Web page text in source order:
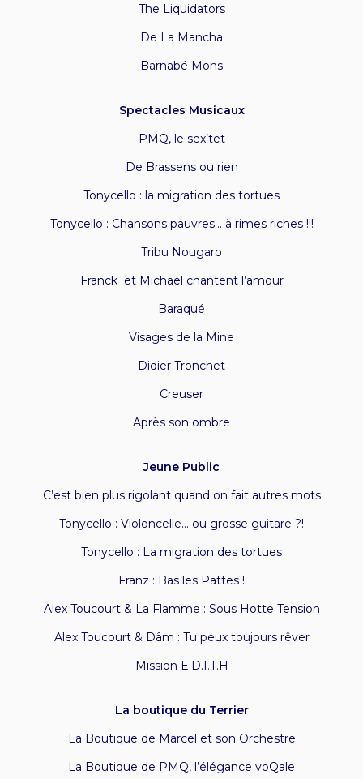
The Liquidators
De La Mancha
Barnabé Mons
Spectacles Musicaux
PMQ, le sex’tet
De Brassens ou rien
Tonycello : la migration des tortues
Tonycello : Chansons pauvres… à rimes riches !!!
Tribu Nougaro
Franck et Michael chantent l’amour
Baraqué
Visages de la Mine
Didier Tronchet
Creuser
Après son ombre
Jeune Public
C’est bien plus rigolant quand on fait autres mots
Tonycello : Violoncelle… ou grosse guitare ?!
Tonycello : La migration des tortues
Franz : Bas les Pattes !
Alex Toucourt & La Flamme : Sous Hotte Tension
Alex Toucourt & Dâm : Tu peux toujours rêver
Mission E.D.I.T.H
La boutique du Terrier
La Boutique de Marcel et son Orchestre
La Boutique de PMQ, l’élégance voQale